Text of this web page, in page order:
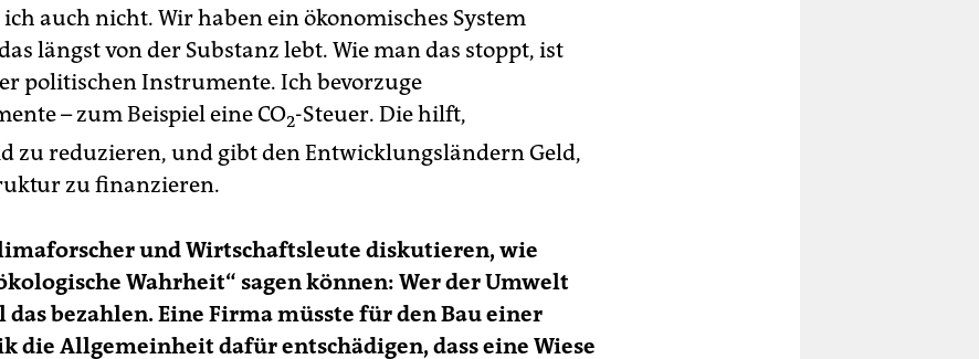
ich auch nicht. Wir haben ein ökonomisches System
längst von der Substanz lebt. Wie man das stoppt, ist
politischen Instrumente. Ich bevorzuge
– zum Beispiel eine CO2-Steuer. Die hilft,
zu reduzieren, und gibt den Entwicklungsländern Geld,
zu finanzieren.
und Wirtschaftsleute diskutieren, wie
Wahrheit“ sagen können: Wer der Umwelt
das bezahlen. Eine Firma müsste für den Bau einer
die Allgemeinheit dafür entschädigen, dass eine Wiese